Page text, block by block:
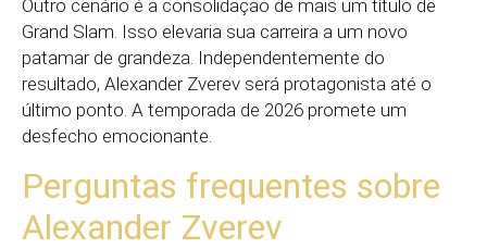
Outro cenário é a consolidação de mais um título de
Grand Slam. Isso elevaria sua carreira a um novo
patamar de grandeza. Independentemente do
resultado, Alexander Zverev será protagonista até o
último ponto. A temporada de 2026 promete um
desfecho emocionante.
Perguntas frequentes sobre
Alexander Zverev